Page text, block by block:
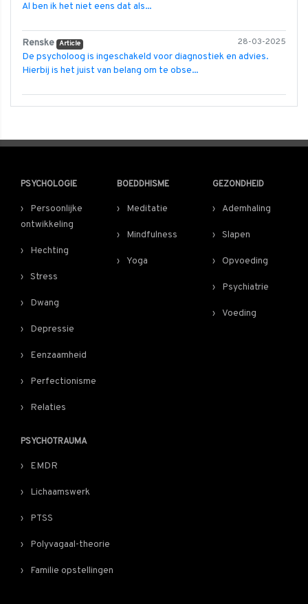
Al ben ik het niet eens dat als...
28-03-2025
Renske Article
De psycholoog is ingeschakeld voor diagnostiek en advies.
Hierbij is het juist van belang om te obse...
PSYCHOLOGIE
Persoonlijke
ontwikkeling
Hechting
Stress
Dwang
Depressie
Eenzaamheid
Perfectionisme
Relaties
BOEDDHISME
Meditatie
Mindfulness
Yoga
GEZONDHEID
Ademhaling
Slapen
Opvoeding
Psychiatrie
Voeding
PSYCHOTRAUMA
EMDR
Lichaamswerk
PTSS
Polyvagaal-theorie
Familie opstellingen